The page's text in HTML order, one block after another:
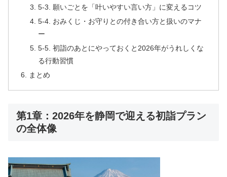
5-3. 願いごとを「叶いやすい言い方」に変えるコツ
5-4. おみくじ・お守りとの付き合い方と扱いのマナ
ー
5-5. 初詣のあとにやっておくと2026年がうれしくな
る行動習慣
まとめ
第1章：2026年を静岡で迎える初詣プラン
の全体像